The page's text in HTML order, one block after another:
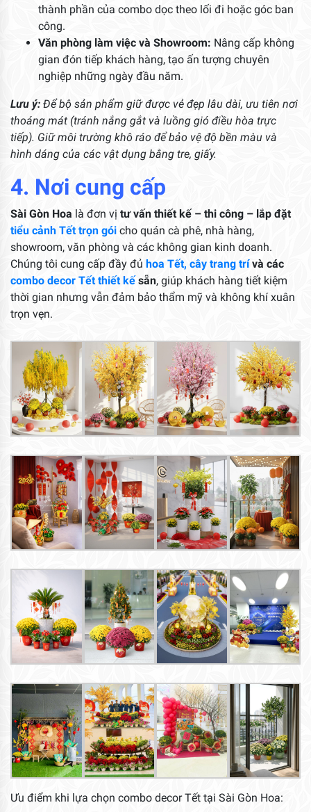
thành phần của combo dọc theo lối đi hoặc góc ban
công.
Văn phòng làm việc và Showroom: Nâng cấp không
gian đón tiếp khách hàng, tạo ấn tượng chuyên
nghiệp những ngày đầu năm.
Lưu ý: Để bộ sản phẩm giữ được vẻ đẹp lâu dài, ưu tiên nơi
thoáng mát (tránh nắng gắt và luồng gió điều hòa trực
tiếp). Giữ môi trường khô ráo để bảo vệ độ bền màu và
hình dáng của các vật dụng bằng tre, giấy.
4. Nơi cung cấp
Sài Gòn Hoa là đơn vị tư vấn thiết kế – thi công – lắp đặt
tiểu cảnh Tết trọn gói cho quán cà phê, nhà hàng,
showroom, văn phòng và các không gian kinh doanh.
Chúng tôi cung cấp đầy đủ hoa Tết, cây trang trívà các
combo decor Tết thiết kế sẵn, giúp khách hàng tiết kiệm
thời gian nhưng vẫn đảm bảo thẩm mỹ và không khí xuân
trọn vẹn.
Ưu điểm khi lựa chọn combo decor Tết tại Sài Gòn Hoa: